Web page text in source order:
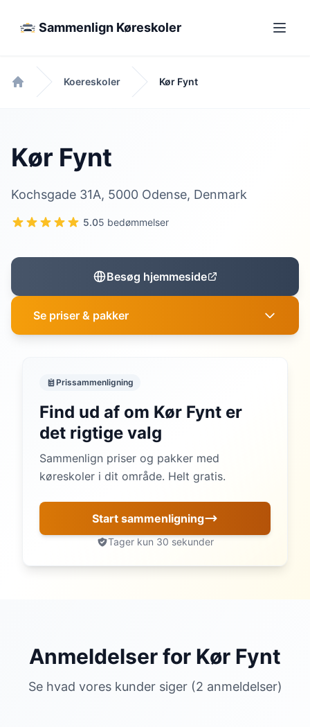
Sammenlign Køreskoler
Forside
Koereskoler Kør Fynt
Kør Fynt
Kochsgade 31A, 5000 Odense, Denmark
5.05 bedømmelser
Besøg hjemmeside
Se priser & pakker
Prissammenligning
Find ud af om Kør Fynt er
det rigtige valg
Sammenlign priser og pakker med
køreskoler i dit område. Helt gratis.
Start sammenligning
Tager kun 30 sekunder
Anmeldelser for Kør Fynt
Se hvad vores kunder siger (2 anmeldelser)